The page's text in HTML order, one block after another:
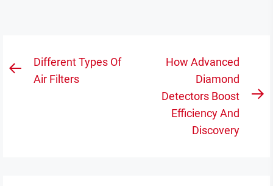
Post
navigation
Previous
Different Types Of
Air Filters
How Advanced
Diamond
Detectors Boost
Efficiency And
Discovery